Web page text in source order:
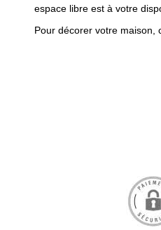
espace libre est à votre
Pour décorer votre maison,